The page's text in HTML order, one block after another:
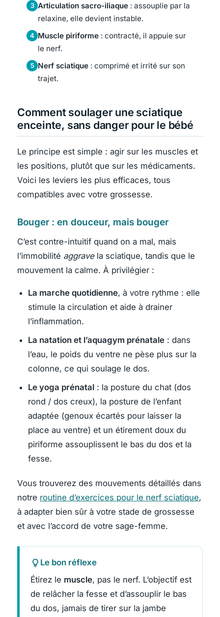
3 Articulation sacro-iliaque : assouplie par la
relaxine, elle devient instable.
4 Muscle piriforme : contracté, il appuie sur
le nerf.
5 Nerf sciatique : comprimé et irrité sur son
trajet.
Comment soulager une sciatique
enceinte, sans danger pour le bébé
Le principe est simple : agir sur les muscles et
les positions, plutôt que sur les médicaments.
Voici les leviers les plus efficaces, tous
compatibles avec votre grossesse.
Bouger : en douceur, mais bouger
C’est contre-intuitif quand on a mal, mais
l’immobilité aggravela sciatique, tandis que le
mouvement la calme. À privilégier :
La marche quotidienne, à votre rythme : elle
stimule la circulation et aide à drainer
l’inflammation.
La natation et l’aquagym prénatale : dans
l’eau, le poids du ventre ne pèse plus sur la
colonne, ce qui soulage le dos.
Le yoga prénatal : la posture du chat (dos
rond / dos creux), la posture de l’enfant
adaptée (genoux écartés pour laisser la
place au ventre) et un étirement doux du
piriforme assouplissent le bas du dos et la
fesse.
Vous trouverez des mouvements détaillés dans
notre routine d’exercices pour le nerf sciatique,
à adapter bien sûr à votre stade de grossesse
et avec l’accord de votre sage-femme.
Le bon réflexe
Étirez le muscle, pas le nerf. L’objectif est
de relâcher la fesse et d’assouplir le bas
du dos, jamais de tirer sur la jambe